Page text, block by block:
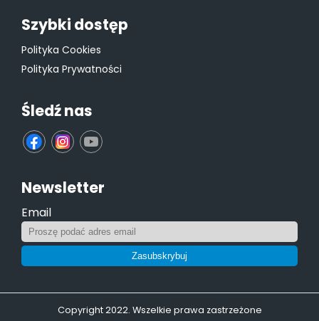
Szybki dostęp
Polityka Cookies
Polityka Prywatności
Śledź nas
fb ins yt
Newsletter
Email
Zasubskrybuj
Copyright 2022. Wszelkie prawa zastrzeżone